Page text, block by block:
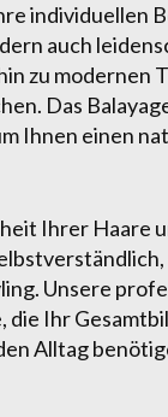
individuellen
auch
zu modernen
Das
Ihnen einen
Ihrer Haare
Unsere
die Ihr
Alltag